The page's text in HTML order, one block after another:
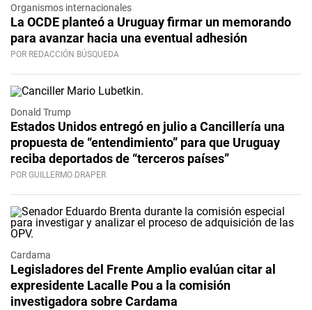
Organismos internacionales
La OCDE planteó a Uruguay firmar un memorando
para avanzar hacia una eventual adhesión
POR REDACCIÓN BÚSQUEDA
Donald Trump
Estados Unidos entregó en julio a Cancillería una
propuesta de “entendimiento” para que Uruguay
reciba deportados de “terceros países”
POR GUILLERMO DRAPER
Cardama
Legisladores del Frente Amplio evalúan citar al
expresidente Lacalle Pou a la comisión
investigadora sobre Cardama